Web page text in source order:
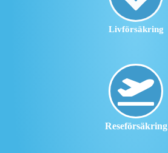
Livförsäkring
Reseförsäkring